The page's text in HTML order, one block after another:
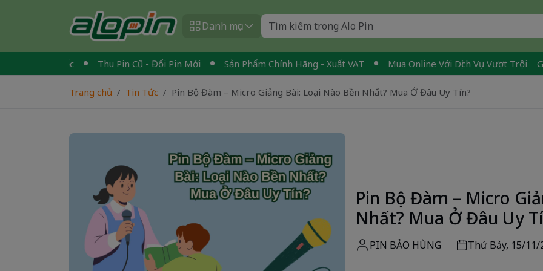
Danh mục
Thu Pin Cũ - Đổi Pin Mới Sản Phẩm Chính Hãng - Xuất VAT Mua Online Với Dịch Vụ Vượt Trội Giao
Trang chủ Tin Tức Pin Bộ Đàm – Micro Giảng Bài: Loại Nào Bền Nhất? Mua Ở Đâu Uy Tín?
Pin Bộ Đàm – Micro
Nhất? Mua Ở Đâu Uy
PIN BẢO HÙNG Thứ Bảy, 15/11/